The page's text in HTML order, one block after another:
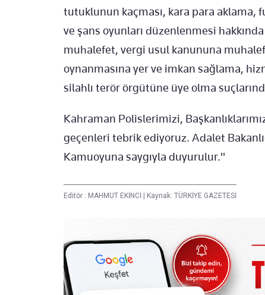
tutuklunun kaçması, kara para aklama,
ve şans oyunları düzenlenmesi
muhalefet, vergi usul kanununa
oynanmasına yer ve imkan sağlama,
silahlı terör örgütüne üye olma
Kahraman Polislerimizi,
geçenleri tebrik ediyoruz. Adalet
Kamuoyuna saygıyla duyurulur."
Editör : MAHMUT EKİNCİ | Kaynak: TÜRKİYE GAZETESİ